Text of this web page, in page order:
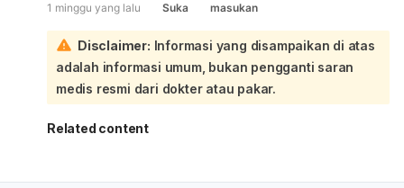
menempel di lipatan leher. Sebaiknya periksa ke dokter
anak atau dokter kulit untuk memastikan penyebabnya:
Sementara ini, jaga area leher tetap bersih dan kering,
mandikan dengan lembut, lalu oleskan pelembap bayi bila
kulit tampak kering. Hindari menggosok terlalu keras atau
memakai produk yang beraroma. Jika bercaknya makin
banyak, merah, gatal, basah, atau bayi tampak tidak
1 minggu yang lalu Suka masukan
Disclaimer: Informasi yang disampaikan di atas
adalah informasi umum, bukan pengganti saran
medis resmi dari dokter atau pakar.
Related content